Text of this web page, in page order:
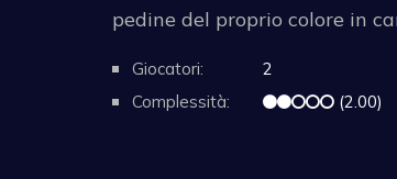
pedine del proprio colore in
Giocatori:
2
Complessità:
(2.00)